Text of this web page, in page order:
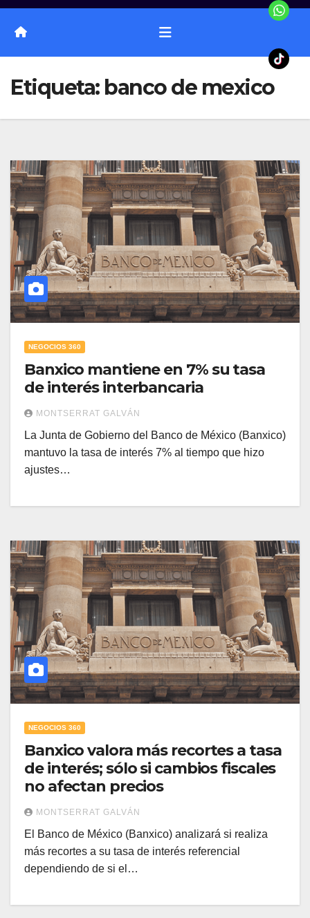
Etiqueta: banco de mexico
NEGOCIOS 360
Banxico mantiene en 7% su tasa
de interés interbancaria
MONTSERRAT GALVÁN
La Junta de Gobierno del Banco de México (Banxico)
mantuvo la tasa de interés 7% al tiempo que hizo
ajustes…
NEGOCIOS 360
Banxico valora más recortes a tasa
de interés; sólo si cambios fiscales
no afectan precios
MONTSERRAT GALVÁN
El Banco de México (Banxico) analizará si realiza
más recortes a su tasa de interés referencial
dependiendo de si el…